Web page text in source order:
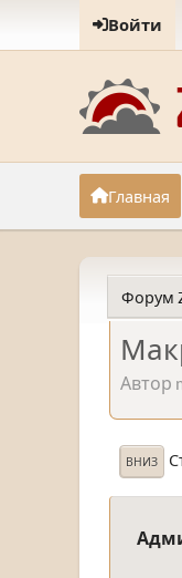
Войти
Главная
Форум
Автор
ВНИЗ